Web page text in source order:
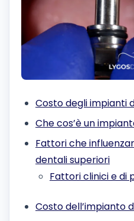
Costo degli impianti
Che cos’è un
Fattori che
dentali superiori
Fattori clinici e di
Costo dell’impianto